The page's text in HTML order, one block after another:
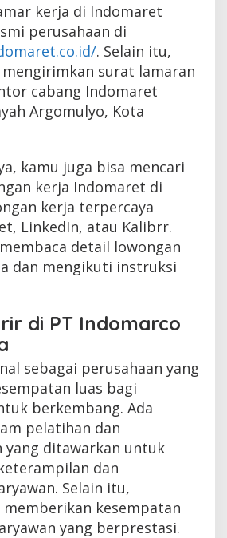
kerja di Indomaret
perusahaan di
. Selain itu,
surat lamaran
cabang Indomaret
Argomulyo, Kota
kamu juga bisa mencari
kerja Indomaret di
kerja terpercaya
LinkedIn, atau Kalibrr.
detail lowongan
dan mengikuti instruksi
di PT Indomarco
sebagai perusahaan yang
luas bagi
berkembang. Ada
pelatihan dan
yang ditawarkan untuk
dan
Selain itu,
kesempatan
yang berprestasi.